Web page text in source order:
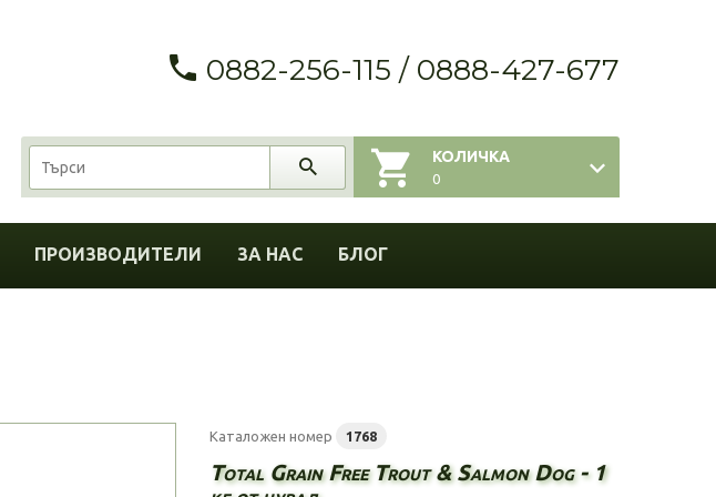
0882-256-115 / 0888-427-677
КОЛИЧКА
0
ПРОИЗВОДИТЕЛИ ЗА НАС БЛОГ
Каталожен номер 1768
Total Grain Free Trout & Salmon Dog - 1